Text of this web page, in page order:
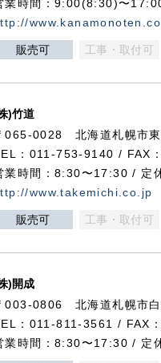
業時間：9:00(8:30)〜
販売可 工事・取付可
)竹道
065-0028 北海道札幌市東
：011-753-9140 / FAX
業時間：8:30〜17:30 / 定
www.takemichi.co.jp
販売可 工事・取付可
)開成
003-0806 北海道札幌市
：011-811-3561 / FAX
業時間：8:30〜17:30 / 定